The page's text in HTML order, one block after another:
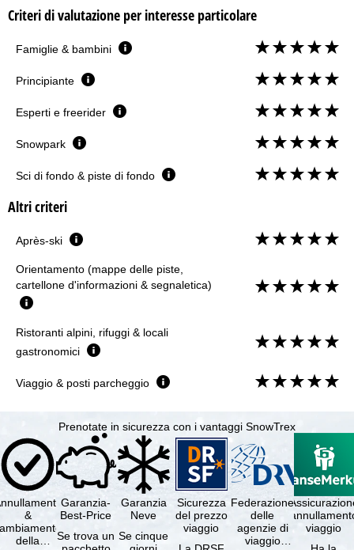
Criteri di valutazione per interesse particolare
Famiglie & bambini
Principiante
Esperti e freerider
Snowpark
Sci di fondo & piste di fondo
Altri criteri
Après-ski
Orientamento (mappe delle piste,
cartellone d'informazioni & segnaletica)
Ristoranti alpini, rifuggi & locali
gastronomici
Viaggio & posti parcheggio
Prenotate in sicurezza con i vantaggi SnowTrex
&
della
Garanzia-
Best-Price
Se trova un
Garanzia
Neve
Se cinque
Sicurezza
del prezzo
viaggio
Federazione
delle
agenzie di
viaggio
viaggio